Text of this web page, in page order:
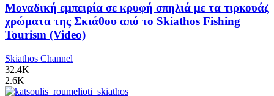
Μοναδική εμπειρία σε κρυφή σπηλιά με τα τιρκουάζ
χρώματα της Σκιάθου από το Skiathos Fishing
Tourism (Video)
Skiathos Channel
32.4K
2.6K